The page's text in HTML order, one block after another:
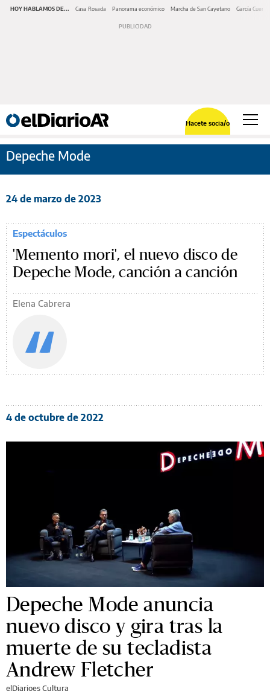
HOY HABLAMOS DE... Casa Rosada Panorama económico Marcha de San Cayetano García Cuerva
Hacete socia/o
Depeche Mode
24 de marzo de 2023
Espectáculos
'Memento mori', el nuevo disco de
Depeche Mode, canción a canción
Elena Cabrera
4 de octubre de 2022
Depeche Mode anuncia
nuevo disco y gira tras la
muerte de su tecladista
Andrew Fletcher
elDiarioes Cultura